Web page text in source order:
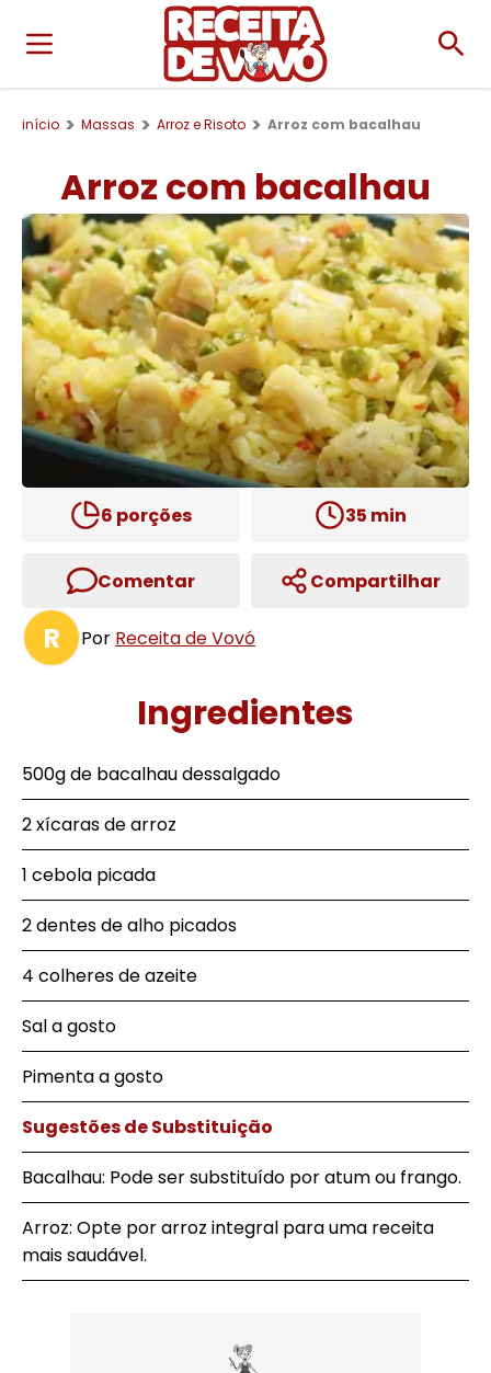
início Massas Arroz e Risoto Arroz com bacalhau
Arroz com bacalhau
6 porções 35 min
Comentar Compartilhar
R Por Receita de Vovó
Ingredientes
500g de bacalhau dessalgado
2 xícaras de arroz
1 cebola picada
2 dentes de alho picados
4 colheres de azeite
Sal a gosto
Pimenta a gosto
Sugestões de Substituição
Bacalhau: Pode ser substituído por atum ou frango.
Arroz: Opte por arroz integral para uma receita
mais saudável.